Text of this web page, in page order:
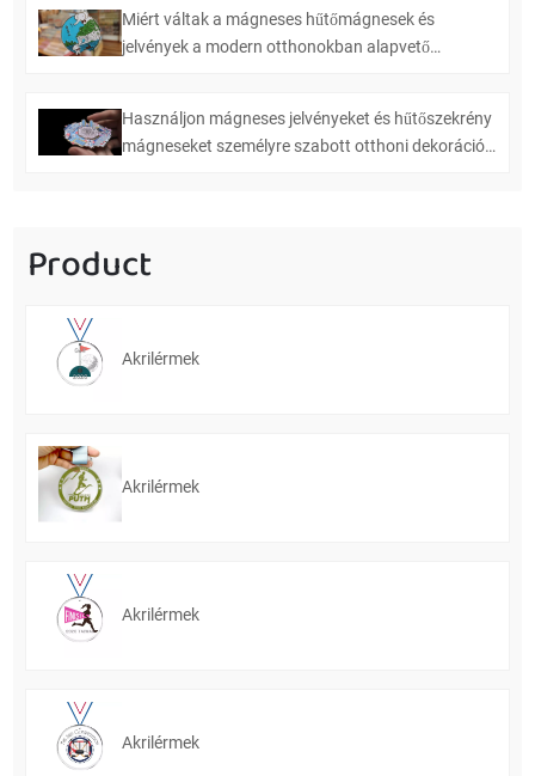
Miért váltak a mágneses hűtőmágnesek és
jelvények a modern otthonokban alapvető
Használjon mágneses jelvényeket és hűtőszekrény
mágneseket személyre szabott otthoni dekorációk
Product
Akrilérmek
Akrilérmek
Akrilérmek
Akrilérmek